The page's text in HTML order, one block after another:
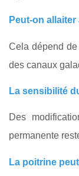
Peut-on
Cela dépend
des canaux
La sensibilité
Des
permanente
La poitrine